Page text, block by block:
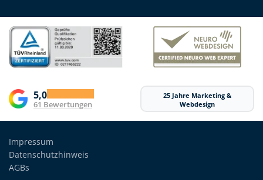
5,0
61 Bewertungen
25 Jahre Marketing &
Webdesign
Impressum
Datenschutzhinweis
AGBs